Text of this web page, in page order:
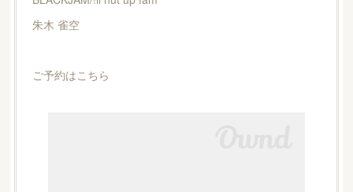
朱木 雀空
ご予約はこちら